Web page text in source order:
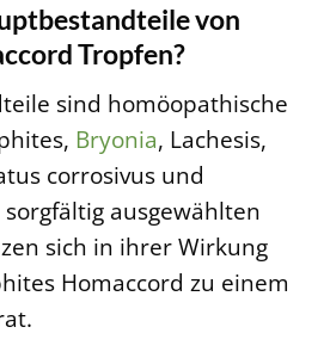
von
Tropfen?
sind homöopathische
Bryonia, Lachesis,
corrosivus und
sorgfältig ausgewählten
sich in ihrer Wirkung
Homaccord zu einem